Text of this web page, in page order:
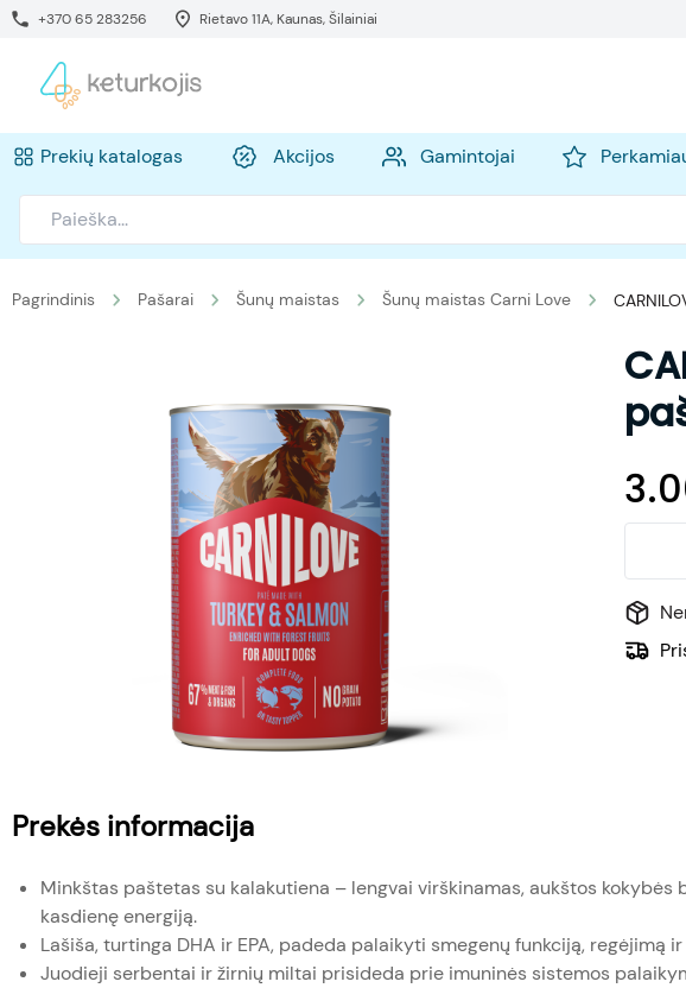
+370 65 283256 Rietavo 11A, Kaunas, Šilainiai
Prekių katalogas Akcijos Gamintojai
Pagrindinis Pašarai Šunų maistas Šunų maistas Carni Love
Prekės informacija
Minkštas paštetas su kalakutiena – lengvai virškinamas, aukštos
kasdienę energiją.
Lašiša, turtinga DHA ir EPA, padeda palaikyti smegenų funkciją, regėjimą
Juodieji serbentai ir žirnių miltai prisideda prie imuninės sistemos